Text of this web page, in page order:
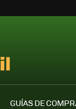
GUÍAS DE